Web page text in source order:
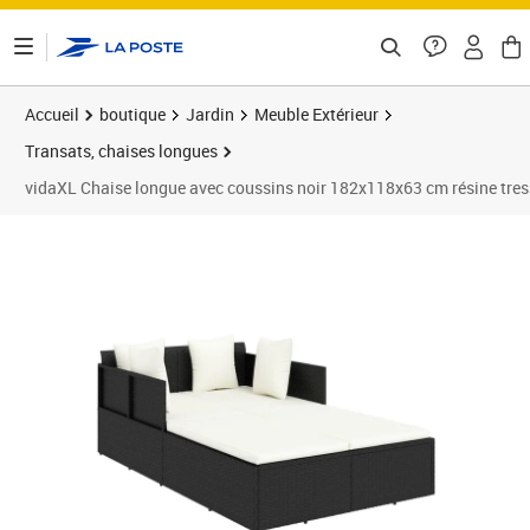
Accueil boutique Jardin
Meuble Extérieur
Transats, chaises longues
vidaXL Chaise longue avec coussins noir 182x118x63 cm résine